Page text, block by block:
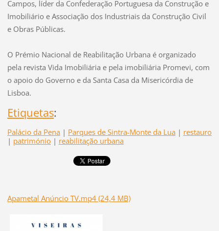
Campos, líder da Confederação Portuguesa da Construção e
Imobiliário e Associação dos Industriais da Construção Civil
e Obras Públicas.
O Prémio Nacional de Reabilitação Urbana é organizado
pela revista Vida Imobiliária e pela imobiliária Promevi, com
o apoio do Governo e da Santa Casa da Misericórdia de
Lisboa.
Etiquetas:
Palácio da Pena | Parques de Sintra-Monte da Lua | restauro
| património | reabilitação urbana
Apametal Anúncio TV.mp4 (24,4 MB)